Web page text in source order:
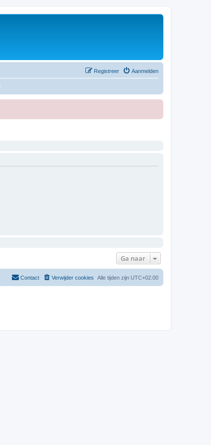
Aanmelden
Registreer
Ga naar
Alle tijden zijn UTC+02:00
Verwijder cookies
Contact